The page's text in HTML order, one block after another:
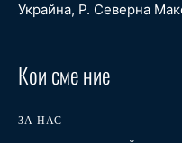
Украйна, Р. Северна
Кои сме ние
ЗА НАС